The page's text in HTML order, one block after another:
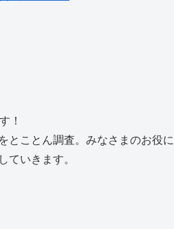
！
とことん調査。みなさまのお役に
ていきます。